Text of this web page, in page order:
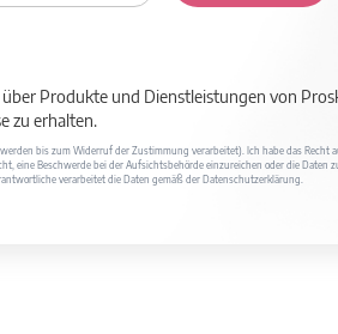
Produkte und Dienstleistungen von
zu erhalten.
bis zum Widerruf der Zustimmung verarbeitet). Ich habe das Recht
eine Beschwerde bei der Aufsichtsbehörde einzureichen oder die Daten
verarbeitet die Daten gemäß der Datenschutzerklärung.